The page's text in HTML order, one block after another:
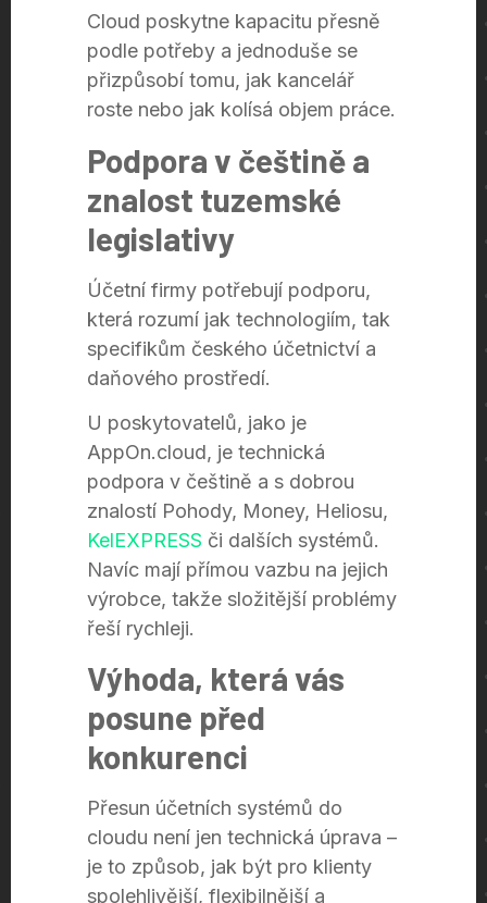
Cloud poskytne kapacitu přesně
podle potřeby a jednoduše se
přizpůsobí tomu, jak kancelář
roste nebo jak kolísá objem práce.
Podpora v češtině a
znalost tuzemské
legislativy
Účetní firmy potřebují podporu,
která rozumí jak technologiím, tak
specifikům českého účetnictví a
daňového prostředí.
U poskytovatelů, jako je
AppOn.cloud, je technická
podpora v češtině a s dobrou
znalostí Pohody, Money, Heliosu,
KelEXPRESS či dalších systémů.
Navíc mají přímou vazbu na jejich
výrobce, takže složitější problémy
řeší rychleji.
Výhoda, která vás
posune před
konkurenci
Přesun účetních systémů do
cloudu není jen technická úprava –
je to způsob, jak být pro klienty
spolehlivější, flexibilnější a